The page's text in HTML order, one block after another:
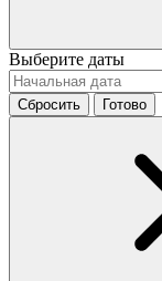
Выберите даты
Сбросить Готово